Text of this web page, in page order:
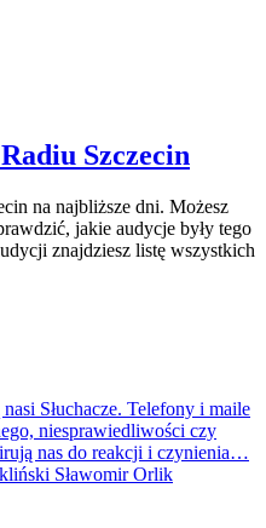
Szczecin
na najbliższe dni. Możesz
jakie audycje były tego
znajdziesz listę wszystkich
Słuchacze. Telefony i maile
niesprawiedliwości czy
nas do reakcji i czynienia…
Sławomir Orlik